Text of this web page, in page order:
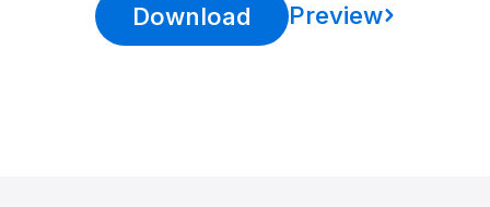
Download Preview